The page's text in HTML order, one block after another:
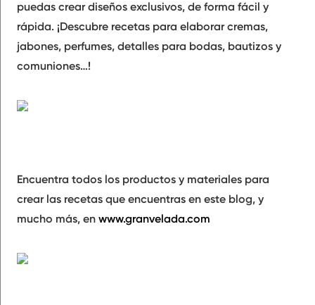
puedas crear diseños exclusivos, de forma fácil y
rápida. ¡Descubre recetas para elaborar cremas,
jabones, perfumes, detalles para bodas, bautizos y
comuniones…!
Encuentra todos los productos y materiales para
crear las recetas que encuentras en este blog, y
mucho más, en www.granvelada.com